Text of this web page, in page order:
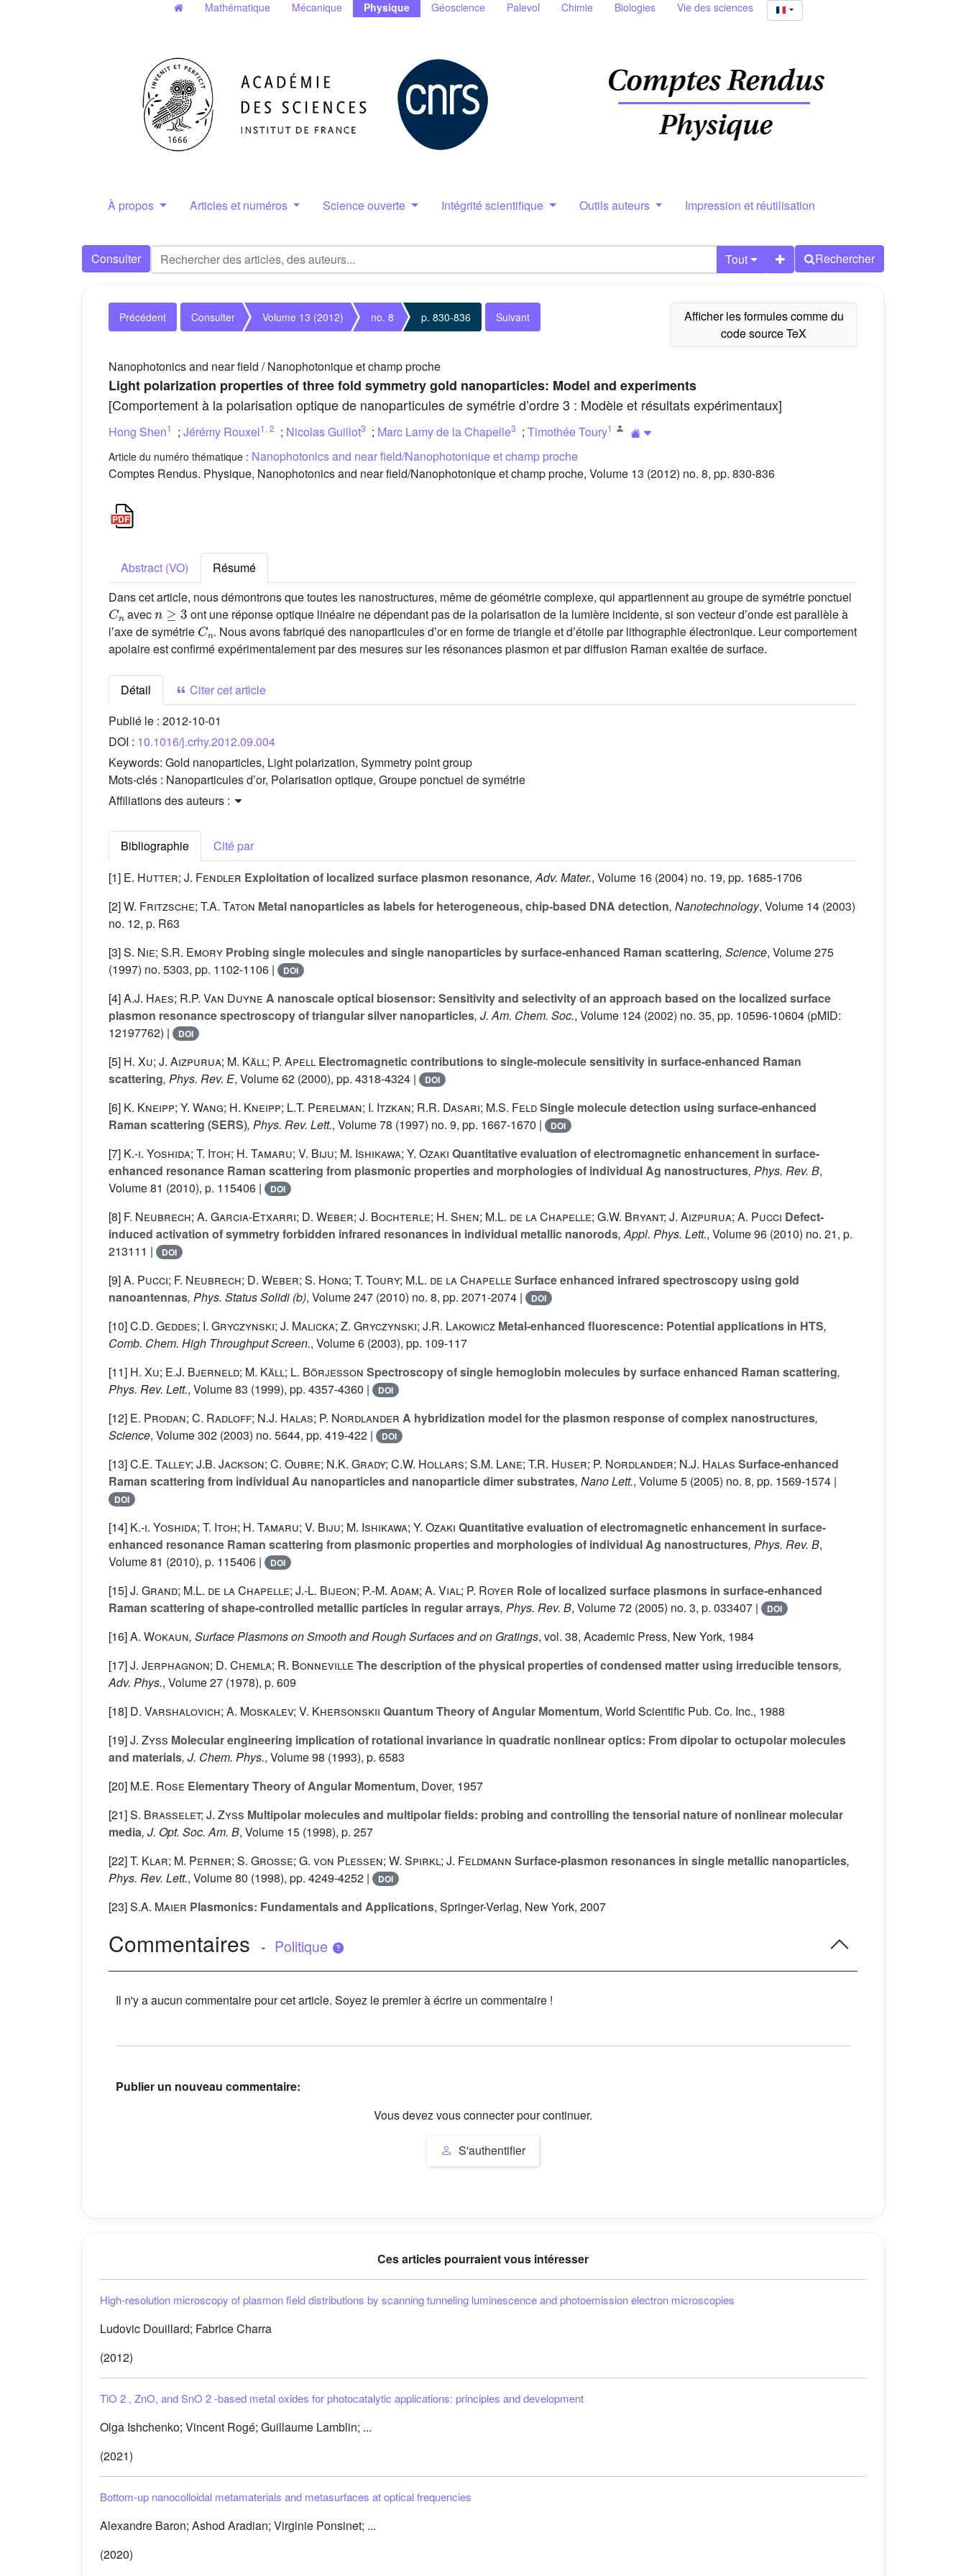
Mathématique Mécanique Physique Géoscience Palevol Chimie Biologies Vie des sciences
À propos Articles et numéros Science ouverte Intégrité scientifique Outils auteurs Impression et réutilisation
Consulter Tout Rechercher
Précédent Consulter Volume 13 (2012) no. 8 p. 830-836 Suivant
Nanophotonics and near field / Nanophotonique et champ proche
Light polarization properties of three fold symmetry gold nanoparticles: Model and experiments
[Comportement à la polarisation optique de nanoparticules de symétrie dʼordre 3 : Modèle et résultats expérimentaux]
Hong Shen1 ; Jérémy Rouxel1 , 2 ; Nicolas Guillot3 ; Marc Lamy de la Chapelle3 ; Timothée Toury1
Article du numéro thématique : Nanophotonics and near field/Nanophotonique et champ proche
Comptes Rendus. Physique, Nanophotonics and near field/Nanophotonique et champ proche, Volume 13 (2012) no. 8, pp. 830-836
Abstract (VO)
Résumé
Dans cet article, nous démontrons que toutes les nanostructures, même de géométrie complexe, qui appartiennent au groupe de symétrie ponctuel
Cn
avec
n≥3
ont une réponse optique linéaire ne dépendant pas de la polarisation de la lumière incidente, si son vecteur dʼonde est parallèle à
lʼaxe de symétrie
Cn
. Nous avons fabriqué des nanoparticules dʼor en forme de triangle et dʼétoile par lithographie électronique. Leur comportement
apolaire est confirmé expérimentalement par des mesures sur les résonances plasmon et par diffusion Raman exaltée de surface.
Détail
Citer cet article
Publié le : 2012-10-01
DOI : 10.1016/j.crhy.2012.09.004
Keywords: Gold nanoparticles, Light polarization, Symmetry point group
Mots-clés : Nanoparticules dʼor, Polarisation optique, Groupe ponctuel de symétrie
Affiliations des auteurs :
Bibliographie
Cité par
[1] E. Hutter; J. Fendler Exploitation of localized surface plasmon resonance, Adv. Mater., Volume 16 (2004) no. 19, pp. 1685-1706
[2]W. Fritzsche; T.A. Taton Metal nanoparticles as labels for heterogeneous, chip-based DNA detection, Nanotechnology, Volume 14 (2003)
no. 12, p. R63
[3]S. Nie; S.R. Emory Probing single molecules and single nanoparticles by surface-enhanced Raman scattering, Science, Volume 275
(1997) no. 5303, pp. 1102-1106 |
DOI
[4]A.J. Haes; R.P. Van Duyne A nanoscale optical biosensor: Sensitivity and selectivity of an approach based on the localized surface
plasmon resonance spectroscopy of triangular silver nanoparticles, J. Am. Chem. Soc., Volume 124 (2002) no. 35, pp. 10596-10604 (pMID:
12197762) |
DOI
[5] H. Xu; J. Aizpurua; M. Käll; P. Apell Electromagnetic contributions to single-molecule sensitivity in surface-enhanced Raman
scattering, Phys. Rev. E, Volume 62 (2000), pp. 4318-4324 | DOI
[6] K. Kneipp; Y. Wang; H. Kneipp; L.T. Perelman; I. Itzkan; R.R. Dasari; M.S. FeldSingle molecule detection using surface-enhanced
Raman scattering (SERS), Phys. Rev. Lett., Volume 78 (1997) no. 9, pp. 1667-1670 | DOI
[7] K.-i. Yoshida; T. Itoh; H. Tamaru; V. Biju; M. Ishikawa; Y. Ozaki Quantitative evaluation of electromagnetic enhancement in surface-
enhanced resonance Raman scattering from plasmonic properties and morphologies of individual Ag nanostructures, Phys. Rev. B,
Volume 81 (2010), p. 115406 | DOI
[8] F. Neubrech; A. Garcia-Etxarri; D. Weber; J. Bochterle; H. Shen; M.L. de la Chapelle; G.W. Bryant; J. Aizpurua; A. Pucci Defect-
induced activation of symmetry forbidden infrared resonances in individual metallic nanorods, Appl. Phys. Lett., Volume 96 (2010) no. 21, p.
213111 |
DOI
[9]A. Pucci; F. Neubrech; D. Weber; S. Hong; T. Toury; M.L. de la Chapelle Surface enhanced infrared spectroscopy using gold
nanoantennas, Phys. Status Solidi (b), Volume 247 (2010) no. 8, pp. 2071-2074 | DOI
[10]C.D. Geddes; I. Gryczynski; J. Malicka; Z. Gryczynski; J.R. Lakowicz Metal-enhanced fluorescence: Potential applications in HTS,
Comb. Chem. High Throughput Screen., Volume 6 (2003), pp. 109-117
[11] H. Xu; E.J. Bjerneld; M. Käll; L. Börjesson Spectroscopy of single hemoglobin molecules by surface enhanced Raman scattering,
Phys. Rev. Lett., Volume 83 (1999), pp. 4357-4360 | DOI
[12] E. Prodan; C. Radloff; N.J. Halas; P. Nordlander A hybridization model for the plasmon response of complex nanostructures,
Science, Volume 302 (2003) no. 5644, pp. 419-422 | DOI
[13]C.E. Talley; J.B. Jackson; C. Oubre; N.K. Grady; C.W. Hollars; S.M. Lane; T.R. Huser; P. Nordlander; N.J. Halas Surface-enhanced
Raman scattering from individual Au nanoparticles and nanoparticle dimer substrates, Nano Lett., Volume 5 (2005) no. 8, pp. 1569-1574 |
DOI
[14] K.-i. Yoshida; T. Itoh; H. Tamaru; V. Biju; M. Ishikawa; Y. Ozaki Quantitative evaluation of electromagnetic enhancement in surface-
enhanced resonance Raman scattering from plasmonic properties and morphologies of individual Ag nanostructures, Phys. Rev. B,
Volume 81 (2010), p. 115406 | DOI
[15]J. Grand; M.L. de la Chapelle; J.-L. Bijeon; P.-M. Adam; A. Vial; P. Royer Role of localized surface plasmons in surface-enhanced
Raman scattering of shape-controlled metallic particles in regular arrays, Phys. Rev. B, Volume 72 (2005) no. 3, p. 033407 | DOI
[16]A. Wokaun, Surface Plasmons on Smooth and Rough Surfaces and on Gratings, vol. 38, Academic Press, New York, 1984
[17]J. Jerphagnon; D. Chemla; R. Bonneville The description of the physical properties of condensed matter using irreducible tensors,
Adv. Phys., Volume 27 (1978), p. 609
[18] D. Varshalovich; A. Moskalev; V. Khersonskii Quantum Theory of Angular Momentum, World Scientific Pub. Co. Inc., 1988
[19]J. Zyss Molecular engineering implication of rotational invariance in quadratic nonlinear optics: From dipolar to octupolar molecules
and materials, J. Chem. Phys., Volume 98 (1993), p. 6583
[20] M.E. Rose Elementary Theory of Angular Momentum, Dover, 1957
[21]S. Brasselet; J. Zyss Multipolar molecules and multipolar fields: probing and controlling the tensorial nature of nonlinear molecular
media, J. Opt. Soc. Am. B, Volume 15 (1998), p. 257
[22]T. Klar; M. Perner; S. Grosse; G. von Plessen; W. Spirkl; J. Feldmann Surface-plasmon resonances in single metallic nanoparticles,
Phys. Rev. Lett., Volume 80 (1998), pp. 4249-4252 | DOI
[23]S.A. Maier Plasmonics: Fundamentals and Applications, Springer-Verlag, New York, 2007
Commentaires - Politique
Il n'y a aucun commentaire pour cet article. Soyez le premier à écrire un commentaire !
Publier un nouveau commentaire:
Vous devez vous connecter pour continuer.
S'authentifier
Ces articles pourraient vous intéresser
High-resolution microscopy of plasmon field distributions by scanning tunneling luminescence and photoemission electron microscopies
Ludovic Douillard; Fabrice Charra
(2012)
TiO 2 , ZnO, and SnO 2-based metal oxides for photocatalytic applications: principles and development
Olga Ishchenko; Vincent Rogé; Guillaume Lamblin; ...
(2021)
Bottom-up nanocolloidal metamaterials and metasurfaces at optical frequencies
Alexandre Baron; Ashod Aradian; Virginie Ponsinet; ...
(2020)